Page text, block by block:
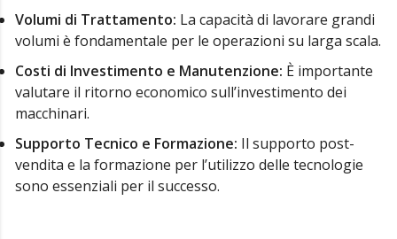
Volumi di Trattamento: La capacità di lavorare grandi
volumi è fondamentale per le operazioni su larga scala.
Costi di Investimento e Manutenzione: È importante
valutare il ritorno economico sull’investimento dei
macchinari.
Supporto Tecnico e Formazione: Il supporto post-
vendita e la formazione per l’utilizzo delle tecnologie
sono essenziali per il successo.